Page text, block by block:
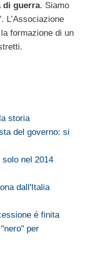
di guerra. Siamo
L’Associazione
formazione di un
storia
del governo: si
nel 2014
dall'Italia
é finita
per